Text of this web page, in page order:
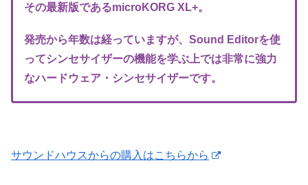
その最新版であるmicroKORG XL+。
発売から年数は経っていますが、 Sound Editorを使
ってシンセサイザーの機能を学ぶ上では非常に強力
なハードウェア・シンセサイザーです。
サウンドハウスからの購入はこちらから